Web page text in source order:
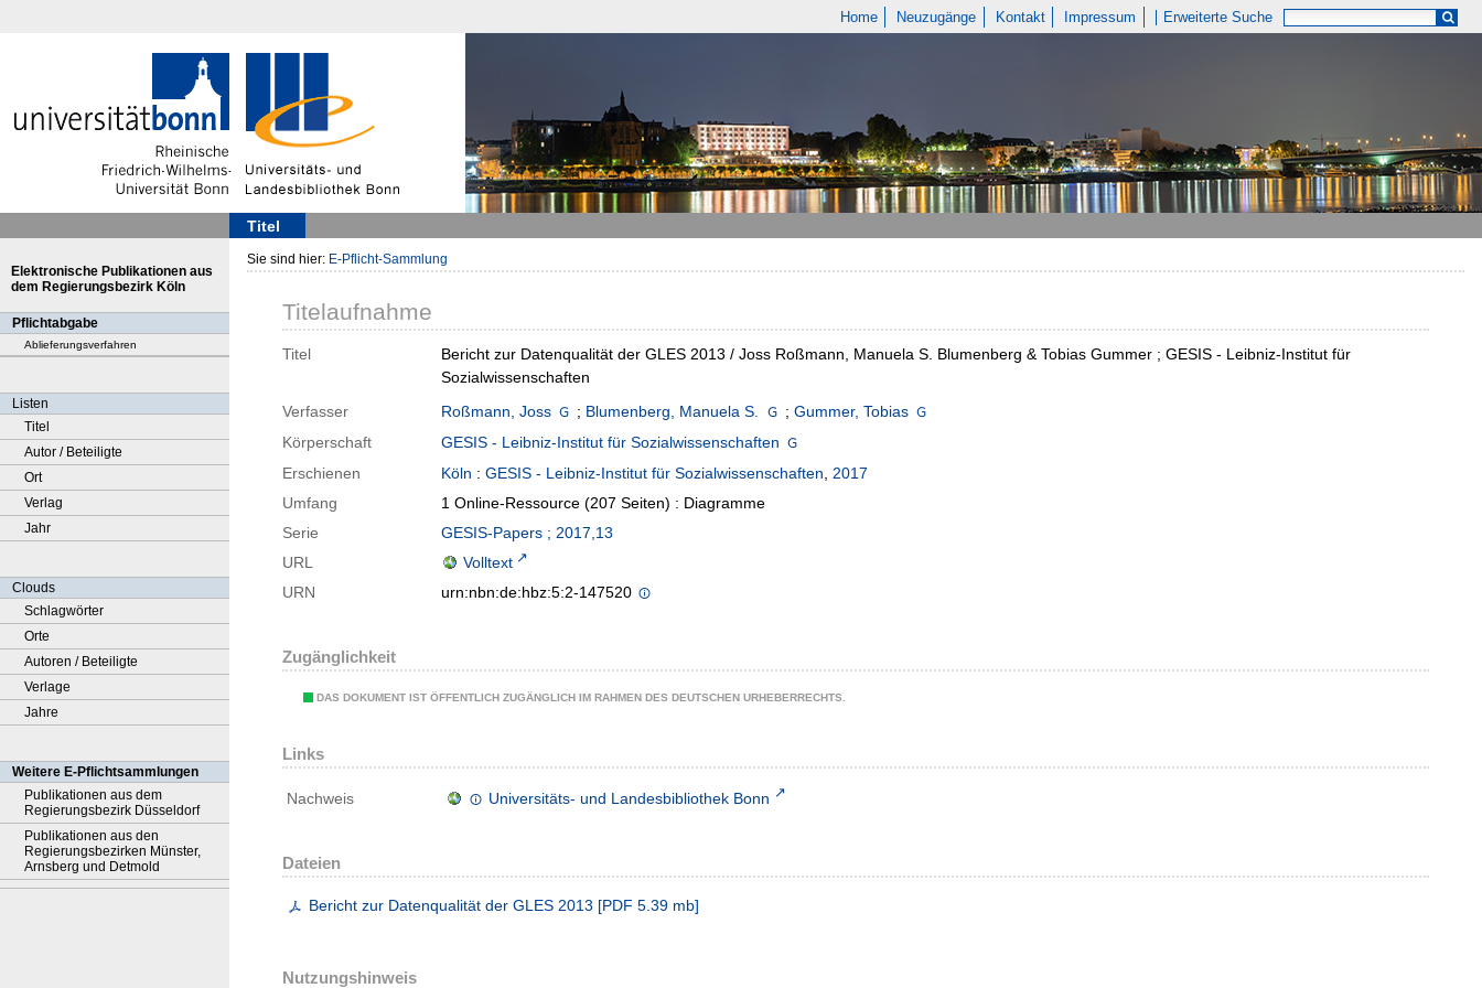
Home Neuzugänge Kontakt Impressum Erweiterte Suche
Titel
Elektronische Publikationen aus
dem Regierungsbezirk Köln
Pflichtabgabe
Ablieferungsverfahren
Listen
Titel
Autor / Beteiligte
Ort
Verlag
Jahr
Clouds
Schlagwörter
Orte
Autoren / Beteiligte
Verlage
Jahre
Weitere E-Pflichtsammlungen
Publikationen aus dem
Regierungsbezirk Düsseldorf
Publikationen aus den
Regierungsbezirken Münster,
Arnsberg und Detmold
Sie sind hier: E-Pflicht-Sammlung
Titelaufnahme
Titel
Bericht zur Datenqualität der GLES 2013 / Joss Roßmann, Manuela S. Blumenberg & Tobias Gummer ; GESIS - Leibniz-Institut für
Sozialwissenschaften
Verfasser
Roßmann, Joss ; Blumenberg, Manuela S. ; Gummer, Tobias
Körperschaft
GESIS - Leibniz-Institut für Sozialwissenschaften
Erschienen
Köln : GESIS - Leibniz-Institut für Sozialwissenschaften, 2017
Umfang
1 Online-Ressource (207 Seiten) : Diagramme
Serie
GESIS-Papers ; 2017,13
URL
Volltext
URN
urn:nbn:de:hbz:5:2-147520
Zugänglichkeit
DAS DOKUMENT IST ÖFFENTLICH ZUGÄNGLICH IM RAHMEN DES DEUTSCHEN URHEBERRECHTS.
Links
Nachweis Universitäts- und Landesbibliothek Bonn
Dateien
Bericht zur Datenqualität der GLES 2013 [PDF 5.39 mb]
Nutzungshinweis